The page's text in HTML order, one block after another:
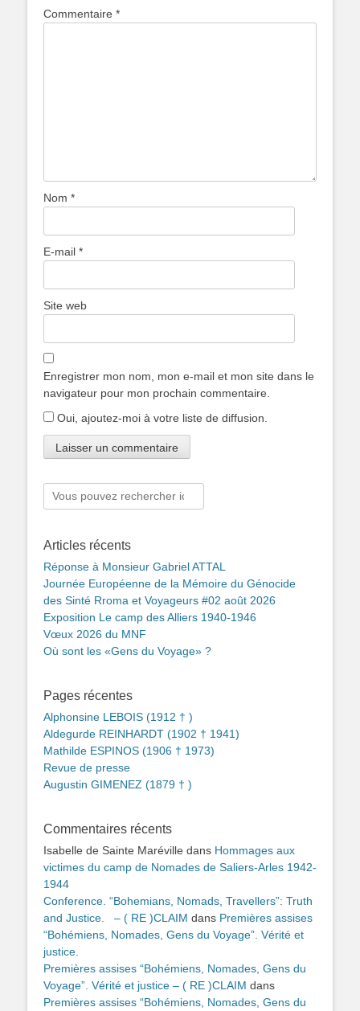
Commentaire *
Nom *
E-mail *
Site web
Enregistrer mon nom, mon e-mail et mon site dans le
navigateur pour mon prochain commentaire.
Oui, ajoutez-moi à votre liste de diffusion.
Rechercher :
Articles récents
Réponse à Monsieur Gabriel ATTAL
Journée Européenne de la Mémoire du Génocide
des Sinté Rroma et Voyageurs #02 août 2026
Exposition Le camp des Alliers 1940-1946
Vœux 2026 du MNF
Où sont les «Gens du Voyage» ?
Pages récentes
Alphonsine LEBOIS (1912 † )
Aldegurde REINHARDT (1902 † 1941)
Mathilde ESPINOS (1906 † 1973)
Revue de presse
Augustin GIMENEZ (1879 † )
Commentaires récents
Isabelle de Sainte Maréville dans Hommages aux
victimes du camp de Nomades de Saliers-Arles 1942-
1944
Conference. “Bohemians, Nomads, Travellers”: Truth
and Justice. – ( RE )CLAIM dans Premières assises
“Bohémiens, Nomades, Gens du Voyage”. Vérité et
justice.
Premières assises “Bohémiens, Nomades, Gens du
Voyage”. Vérité et justice – ( RE )CLAIM dans
Premières assises “Bohémiens, Nomades, Gens du